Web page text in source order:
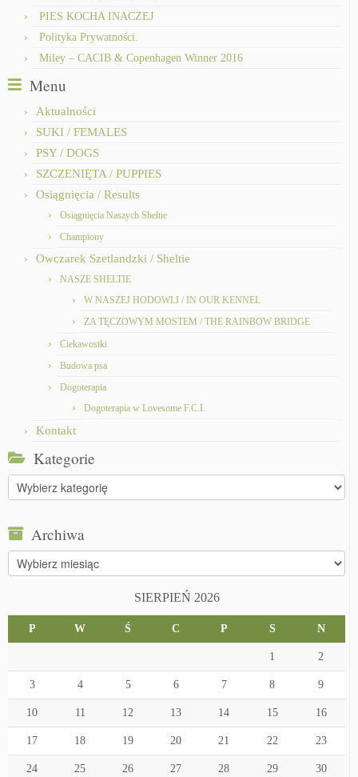
PIES KOCHA INACZEJ
Polityka Prywatności.
Miley – CACIB & Copenhagen Winner 2016
Menu
Aktualności
SUKI / FEMALES
PSY / DOGS
SZCZENIĘTA / PUPPIES
Osiągnięcia / Results
Osiągnięcia Naszych Sheltie
Championy
Owczarek Szetlandzki / Sheltie
NASZE SHELTIE
W NASZEJ HODOWLI / IN OUR KENNEL
ZA TĘCZOWYM MOSTEM / THE RAINBOW BRIDGE
Ciekawostki
Budowa psa
Dogoterapia
Dogoterapia w Lovesome F.C.I.
Kontakt
Kategorie
Kategorie
Archiwa
Archiwa
SIERPIEŃ 2026
P W Ś C P S N
1 2
3 4 5 6 7 8 9
10 11 12 13 14 15 16
17 18 19 20 21 22 23
24 25 26 27 28 29 30